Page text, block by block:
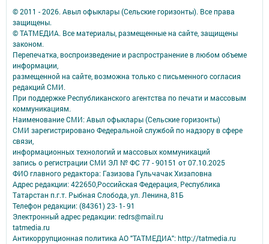
© 2011 - 2026. Авыл офыклары (Сельские горизонты). Все права
защищены.
© ТАТМЕДИА. Все материалы, размещенные на сайте, защищены
законом.
Перепечатка, воспроизведение и распространение в любом объеме
информации,
размещенной на сайте, возможна только с письменного согласия
редакций СМИ.
При поддержке Республиканского агентства по печати и массовым
коммуникациям.
Наименование СМИ: Авыл офыклары (Сельские горизонты)
СМИ зарегистрировано Федеральной службой по надзору в сфере
связи,
информационных технологий и массовых коммуникаций
запись о регистрации СМИ ЭЛ № ФС 77 - 90151 от 07.10.2025
ФИО главного редактора: Газизова Гульчачак Хизаповна
Адрес редакции: 422650,Российская Федерация, Республика
Татарстан п.г.т. Рыбная Слобода, ул. Ленина, 81Б
Телефон редакции: (84361) 23- 1- 91
Электронный адрес редакции: redrs@mail.ru
tatmedia.ru
Антикоррупционная политика АО "ТАТМЕДИА": http://tatmedia.ru